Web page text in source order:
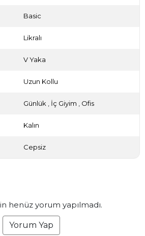
Basic
Likralı
V Yaka
Uzun Kollu
Günlük İç Giyim Ofis
Kalın
Cepsiz
henüz yorum yapılmadı.
Yorum Yap